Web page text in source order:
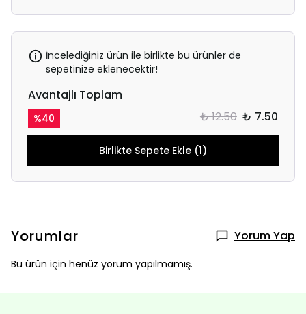
İncelediğiniz ürün ile birlikte bu ürünler de
sepetinize eklenecektir!
Avantajlı Toplam
%40 ₺ 12.50 ₺ 7.50
Birlikte Sepete Ekle (1)
Yorumlar Yorum Yap
Bu ürün için henüz yorum yapılmamış.